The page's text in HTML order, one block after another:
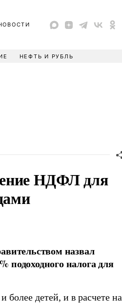
НЕФТЬ И РУБЛЬ
НДФЛ для
назвал
налога для
детей, и в расчете на